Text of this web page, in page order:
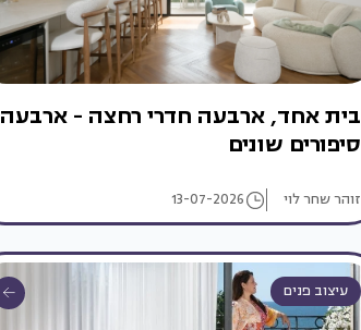
בית אחד, ארבעה חדרי רחצה - ארבעה
סיפורים שונים
זוהר שחר לוי 13-07-2026
עיצוב פנים